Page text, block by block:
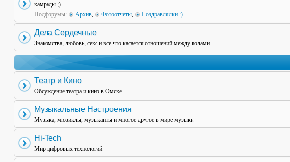
камрады ;)
Подфорумы:
Архив, Фотоотчеты, Поздравлялки :)
Дела Сердечные
Знакомства, любовь, секс и все что касается отношений между полами
Театр и Кино
Обсуждение театра и кино в Омске
Музыкальные Настроения
Музыка, мюзиклы, музыканты и многое другое в мире музыки
Hi-Tech
Мир цифровых технологий